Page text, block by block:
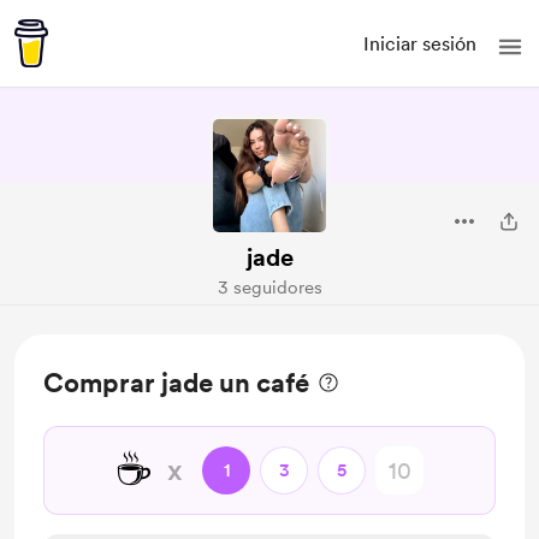
Iniciar sesión
jade
3 seguidores
Comprar jade un café
☕ x 1 3 5